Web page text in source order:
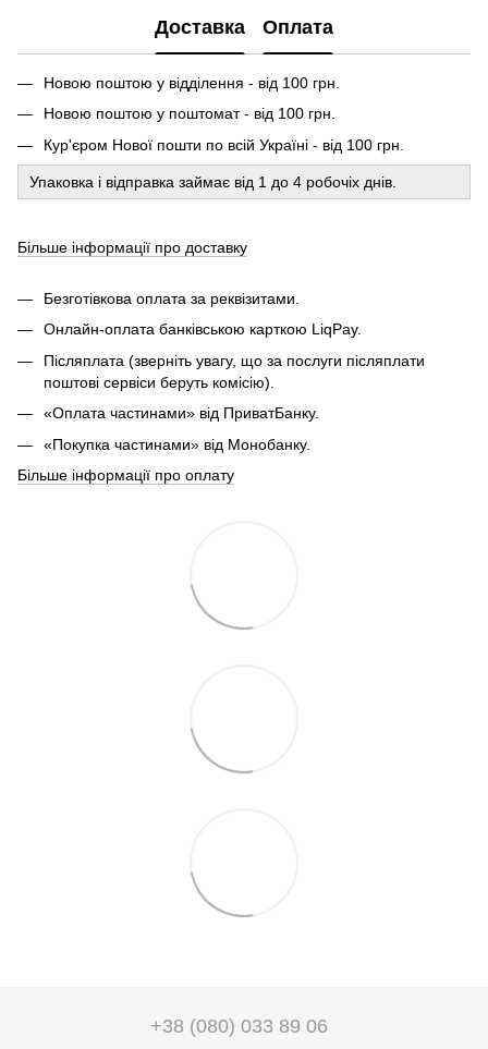
Доставка Оплата
Новою поштою у відділення - від 100 грн.
Новою поштою у поштомат - від 100 грн.
Кур'єром Нової пошти по всій Україні - від 100 грн.
Упаковка і відправка займає від 1 до 4 робочіх днів.
Більше інформації про доставку
Безготівкова оплата за реквізитами.
Онлайн-оплата банківською карткою LiqPay.
Післяплата (зверніть увагу, що за послуги післяплати
поштові сервіси беруть комісію).
«Оплата частинами» від ПриватБанку.
«Покупка частинами» від Монобанку.
Більше інформації про оплату
+38 (080) 033 89 06